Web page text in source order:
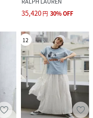
35,420円 30%OFF
12